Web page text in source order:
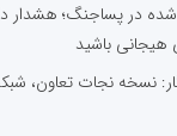
در پساجنگ؛ هشدار
هیجانی باشید
نسخه نجات تعاون،